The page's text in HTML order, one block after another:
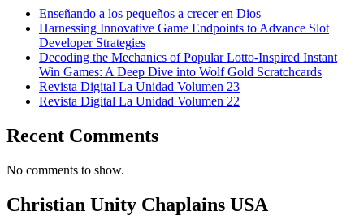
Enseñando a los pequeños a crecer en Dios
Harnessing Innovative Game Endpoints to Advance Slot
Developer Strategies
Decoding the Mechanics of Popular Lotto-Inspired Instant
Win Games: A Deep Dive into Wolf Gold Scratchcards
Revista Digital La Unidad Volumen 23
Revista Digital La Unidad Volumen 22
Recent Comments
No comments to show.
Christian Unity Chaplains USA